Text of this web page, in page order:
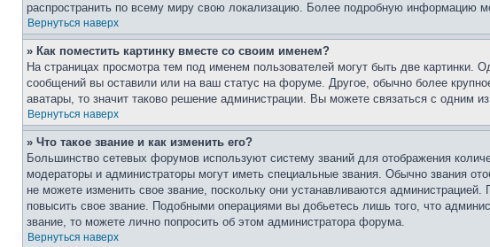
распространить по всему миру свою локализацию. Более подробную информацию
Вернуться наверх
» Как поместить картинку вместе со своим именем?
На страницах просмотра тем под именем пользователей могут быть две картинки.
сообщений вы оставили или на ваш статус на форуме. Другое, обычно более
аватары, то значит таково решение администрации. Вы можете связаться с одним
Вернуться наверх
» Что такое звание и как изменить его?
Большинство сетевых форумов используют систему званий для отображения
модераторы и администраторы могут иметь специальные звания. Обычно звания
не можете изменить свое звание, поскольку они устанавливаются
повысить свое звание. Подобными операциями вы добьетесь лишь того, что
звание, то можете лично попросить об этом администратора форума.
Вернуться наверх